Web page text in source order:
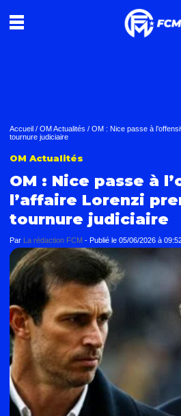
Accueil / OM Actualités / OM : Nice passe à
tournure judiciaire
OM Actualités
OM : Nice passe à
l’affaire Lorenzi
tournure judiciaire
Par La rédaction FCM - Publié le 05/06/2026 à